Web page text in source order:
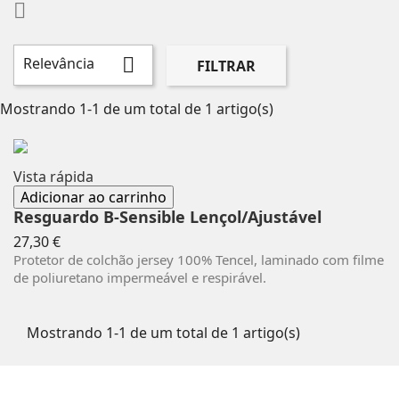

Relevância  FILTRAR
Mostrando 1-1 de um total de 1 artigo(s)
Vista rápida
Adicionar ao carrinho
Resguardo B-Sensible Lençol/Ajustável
27,30 €Preço
Protetor de colchão jersey 100% Tencel, laminado com filme
de poliuretano impermeável e respirável.
Mostrando 1-1 de um total de 1 artigo(s)